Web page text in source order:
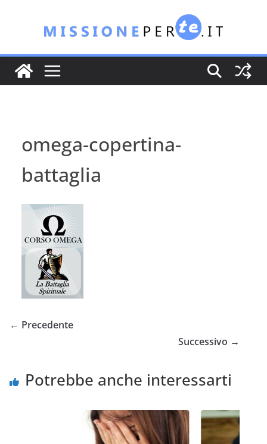
contenuto
omega-copertina-
battaglia
← Precedente
Successivo →
Potrebbe anche interessarti